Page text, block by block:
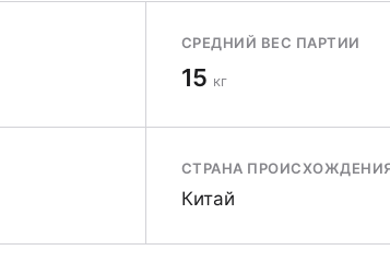
СРЕДНИЙ ВЕС ПАРТИИ
15 кг
СТРАНА
Китай